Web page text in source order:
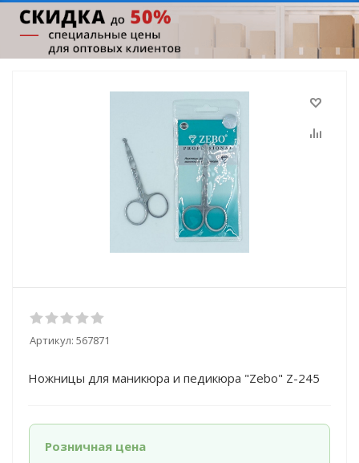
Артикул: 567871
Ножницы для маникюра и педикюра "Zebo" Z-245
Розничная цена